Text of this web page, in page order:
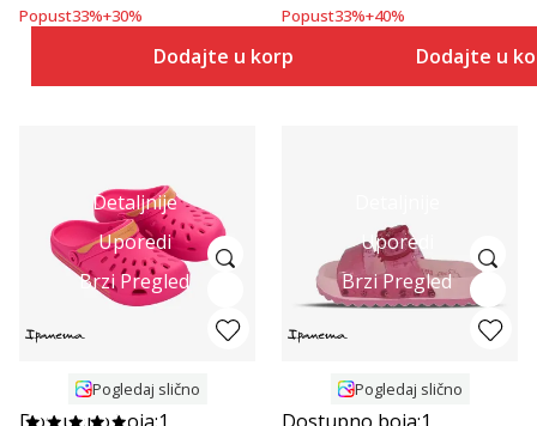
Popust33%+30%
Dodajte u korpu
Popust33%+40%
Dodajte u
Detaljnije
Uporedi
Brzi Pregled
Pogledaj slično
Uporedi
Brzi Pregled
Pogledaj slično